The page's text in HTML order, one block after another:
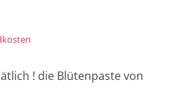
! die Blütenpaste von